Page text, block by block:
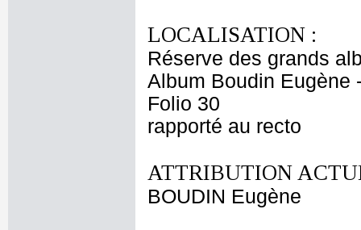
LOCALISATION :
Réserve des grands
Album Boudin Eugène
Folio 30
rapporté au recto
ATTRIBUTION
BOUDIN Eugène